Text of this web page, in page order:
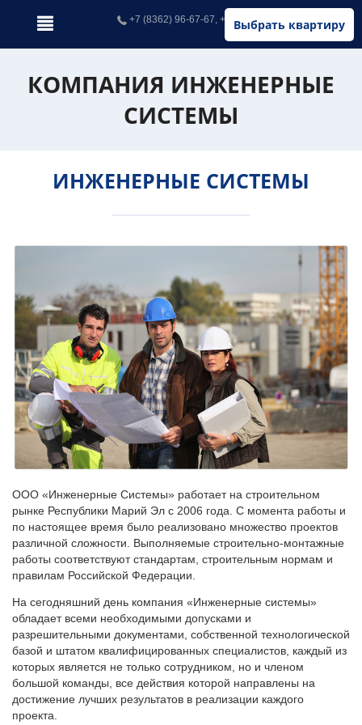
Выбрать квартиру
+7 (8362) 96-67-67, +7 (902) 326-67-67
КОМПАНИЯ ИНЖЕНЕРНЫЕ
СИСТЕМЫ
ИНЖЕНЕРНЫЕ СИСТЕМЫ
ООО «Инженерные Системы» работает на строительном
рынке Республики Марий Эл с 2006 года. С момента работы и
по настоящее время было реализовано множество проектов
различной сложности. Выполняемые строительно-монтажные
работы соответствуют стандартам, строительным нормам и
правилам Российской Федерации.
На сегодняшний день компания «Инженерные системы»
обладает всеми необходимыми допусками и
разрешительными документами, собственной технологической
базой и штатом квалифицированных специалистов, каждый из
которых является не только сотрудником, но и членом
большой команды, все действия которой направлены на
достижение лучших результатов в реализации каждого
проекта.